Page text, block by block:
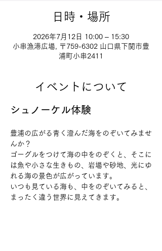
日時・場所
2026年7月12日 10:00 – 15:30
小串漁港広場, 〒759-6302 山口県下関市豊
浦町小串2411
イベントについて
シュノーケル体験
豊浦の広がる青く澄んだ海をのぞいてみませ
んか？
ゴーグルをつけて海の中をのぞくと、そこに
は魚や小さな生きもの、岩場や砂地、光にゆ
れる海の景色が広がっています。
いつも見ている海も、中をのぞいてみると、
まったく違う世界に見えてきます。